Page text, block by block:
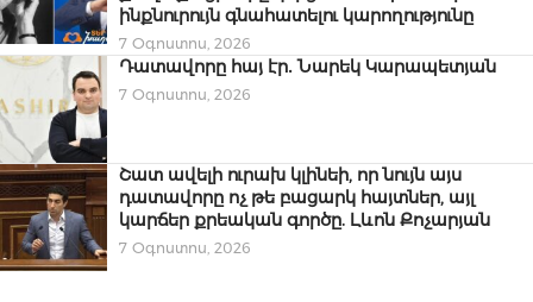
ինքնուրույն գնահատելու կարողությունը
7 Օգոստոս, 2026
Դատավորը հայ էր․ Նարեկ Կարապետյան
7 Օգոստոս, 2026
Շատ ավելի ուրախ կլինեի, որ նույն այս
դատավորը ոչ թե բացարկ հայտներ, այլ
կարճեր քրեական գործը. Լևոն Քոչարյան
7 Օգոստոս, 2026